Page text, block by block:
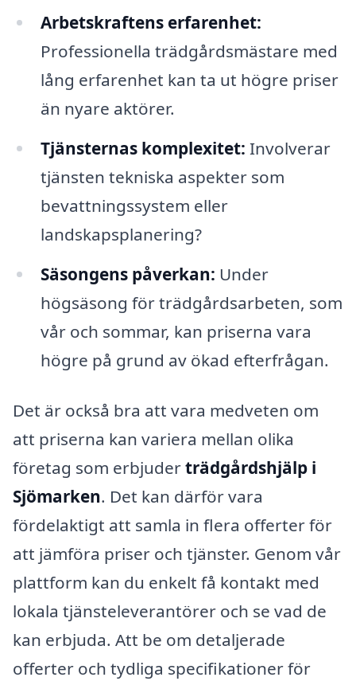
Arbetskraftens erfarenhet:
Professionella trädgårdsmästare med
lång erfarenhet kan ta ut högre priser
än nyare aktörer.
Tjänsternas komplexitet: Involverar
tjänsten tekniska aspekter som
bevattningssystem eller
landskapsplanering?
Säsongens påverkan: Under
högsäsong för trädgårdsarbeten, som
vår och sommar, kan priserna vara
högre på grund av ökad efterfrågan.
Det är också bra att vara medveten om
att priserna kan variera mellan olika
företag som erbjuderträdgårdshjälp i
Sjömarken. Det kan därför vara
fördelaktigt att samla in flera offerter för
att jämföra priser och tjänster. Genom vår
plattform kan du enkelt få kontakt med
lokala tjänsteleverantörer och se vad de
kan erbjuda. Att be om detaljerade
offerter och tydliga specifikationer för